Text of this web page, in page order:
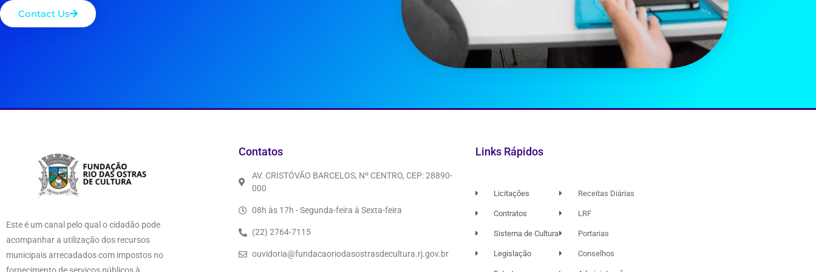
Contact Us
Este é um canal pelo qual o cidadão pode
acompanhar a utilização dos recursos
municipais arrecadados com impostos no
Contatos
AV. CRISTÓVÃO BARCELOS, Nº CENTRO, CEP: 28890-
000
08h às 17h - Segunda-feira à Sexta-feira
(22) 2764-7115
ouvidoria@fundacaoriodasostrasdecultura.rj.gov.br
Links Rápidos
Licitações
Contratos
Sistema de Cultura
Legislação
Receitas Diárias
LRF
Portarias
Conselhos